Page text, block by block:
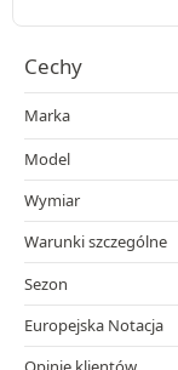
Cechy
Marka
Model
Wymiar
Warunki szczególne
Sezon
Europejska Notacja